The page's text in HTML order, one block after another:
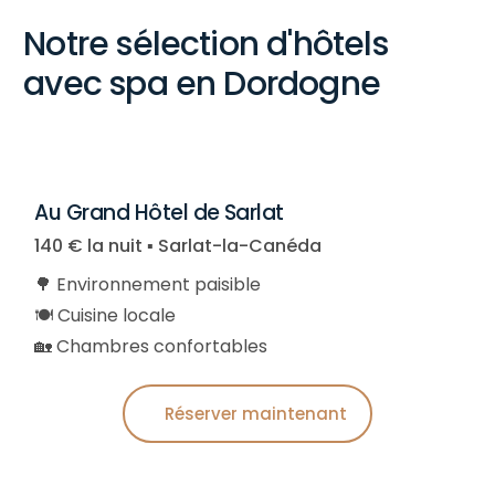
Notre sélection d'hôtels
avec spa en Dordogne
Au Grand Hôtel de Sarlat
140 € la nuit ▪︎ Sarlat-la-Canéda
🌳 Environnement paisible
🍽️ Cuisine locale
🏡 Chambres confortables
Réserver maintenant